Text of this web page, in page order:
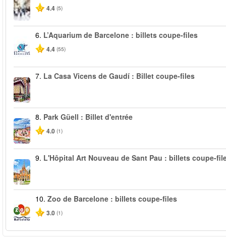
4.4 (5)
6. L’Aquarium de Barcelone : billets coupe-files
4.4 (55)
7. La Casa Vicens de Gaudí : Billet coupe-files
8. Park Güell : Billet d'entrée
4.0 (1)
9. L'Hôpital Art Nouveau de Sant Pau : billets coupe-
10. Zoo de Barcelone : billets coupe-files
3.0 (1)